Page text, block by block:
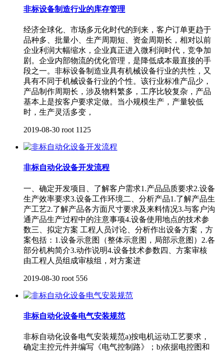
非标设备制造行业的库存管理
经济全球化、市场多元化时代的到来，客户订单更趋于
品种多、批量小、生产周期短、资金周期长，相对以前
企业利润大幅缩水，企业真正进入微利润时代，竞争加
剧。企业内部物流的优化管理，是降低成本最直接的手
段之一。非标设备制造业具有机械设备行业的共性，又
具有不同于机械设备行业的个性。该行业标准产品少，
产品制作周期长，涉及物料繁多，工序比较复杂，产品
基本上是按客户要求定做。当小规模生产，产量较低
时，生产灵活多变，
2019-08-30 root 1125
非标自动化设备开发流程
一、确定开发项目、了解客户需求1.产品品质要求2.设备
生产效率要求3.设备工作环境二、分析产品1.了解产品生
产工艺2.了解产品各方面尺寸要求及来料情况3.与客户沟
通产品生产过程中的注意事项4.设备使用地点的技术参
数三、拟定方案 工程人员讨论、分析作出设备方案，方
案包括：1.设备示意图（整体示意图，局部示意图）2.各
部分机构简介3.动作说明4.设备技术参数四、方案审核
由工程人员组成审核组，对方案进
2019-08-30 root 556
​非标自动化设备电气安装规范
非标自动化设备电气安装规范a)按电机运动工艺要求，
确定主控元件并编写《电气控制路》；b)依据电控图和